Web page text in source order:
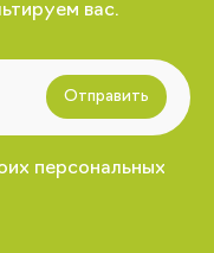
вас.
Отправить
персональных